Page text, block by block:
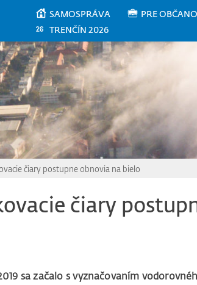
SAMOSPRÁVA PRE
TRENČÍN 2026
čiary postupne obnovia na bielo
čiary
sa začalo s vyznačovaním